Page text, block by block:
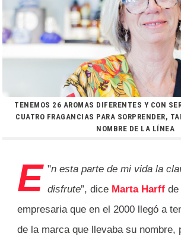
TENEMOS 26 AROMAS DIFERENTES Y CON
CUATRO FRAGANCIAS PARA SORPRENDER,
NOMBRE DE LA LÍNEA
"
E
n esta parte de mi vida la
disfrute”, dice Marta Harff de
empresaria que en el 2000 llegó a
de la marca que llevaba su nombre,